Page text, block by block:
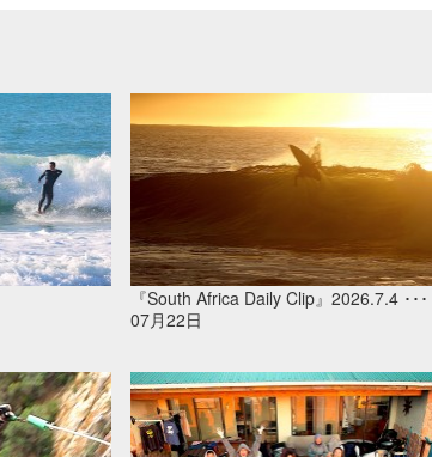
『South Africa Daily Clip』2026.7.4 ･･･
07月22日